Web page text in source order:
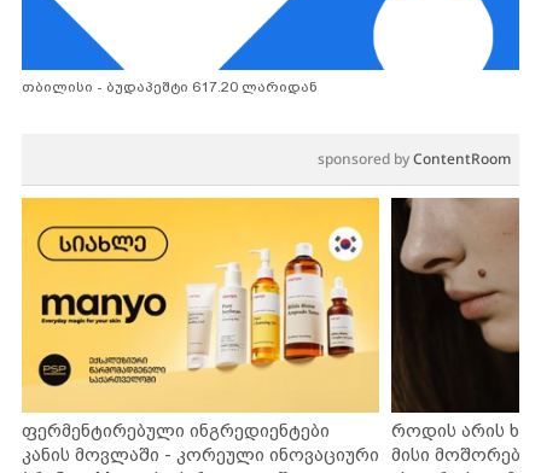
თბილისი - ბუდაპეშტი 617.20 ლარიდან
sponsored byContentRoom
ფერმენტირებული ინგრედიენტები
კანის მოვლაში - კორეული ინოვაციური
როდის არის
მისი